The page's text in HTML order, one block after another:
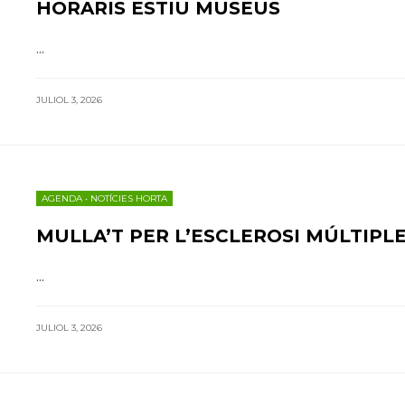
HORARIS ESTIU MUSEUS
...
JULIOL 3, 2026
AGENDA • NOTÍCIES HORTA
MULLA’T PER L’ESCLEROSI
...
JULIOL 3, 2026